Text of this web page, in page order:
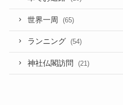
世界一周 (65)
ランニング (54)
神社仏閣訪問 (21)